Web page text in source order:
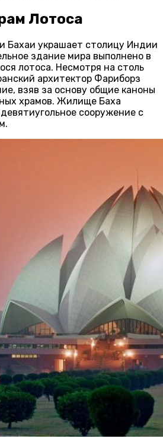
Лотоса
Бахаи украшает столицу Индии
здание мира выполнено в
лотоса. Несмотря на столь
архитектор Фариборз
взяв за основу общие каноны
храмов. Жилище Баха
сооружение с